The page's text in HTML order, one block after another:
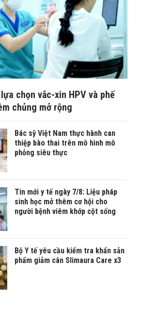
chọn vắc-xin HPV và phế
chủng mở rộng
Bác sỹ Việt Nam thực hành can
thiệp bào thai trên mô hình mô
phỏng siêu thực
Tin mới y tế ngày 7/8: Liệu pháp
sinh học mở thêm cơ hội cho
người bệnh viêm khớp cột sống
Bộ Y tế yêu cầu kiểm tra khẩn sản
phẩm giảm cân Slimaura Care x3